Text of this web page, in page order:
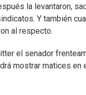
la levantaron,
Y también
al respecto.
el senador
mostrar matices